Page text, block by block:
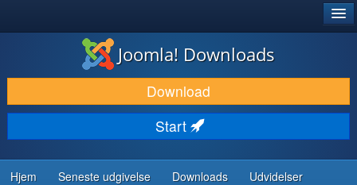
DOWNLOAD & UDVID
OPDAG & LÆR
FÆLLESSKABET & SUPPORT
UDVIKLERRESSOURCER
Joomla! Downloads
Download
Start
Hjem Seneste udgivelse Downloads Udvidelser